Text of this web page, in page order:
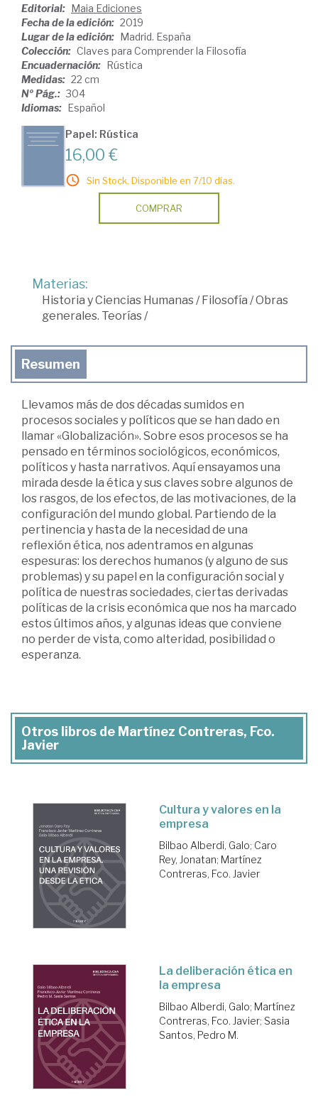
Editorial: Maia Ediciones
Fecha de la edición: 2019
Lugar de la edición: Madrid. España
Colección: Claves para Comprender la Filosofía
Encuadernación: Rústica
Medidas: 22 cm
Nº Pág.: 304
Idiomas: Español
Papel: Rústica
16,00 €
Sin Stock. Disponible en 7/10 días.
COMPRAR
Materias:
Historia y Ciencias Humanas/ Filosofía /Obras
generales. Teorías/
Resumen
Llevamos más de dos décadas sumidos en
procesos sociales y políticos que se han dado en
llamar «Globalización». Sobre esos procesos se ha
pensado en términos sociológicos, económicos,
políticos y hasta narrativos. Aquí ensayamos una
mirada desde la ética y sus claves sobre algunos de
los rasgos, de los efectos, de las motivaciones, de la
configuración del mundo global. Partiendo de la
pertinencia y hasta de la necesidad de una
reflexión ética, nos adentramos en algunas
espesuras: los derechos humanos (y alguno de sus
problemas) y su papel en la configuración social y
política de nuestras sociedades, ciertas derivadas
políticas de la crisis económica que nos ha marcado
estos últimos años, y algunas ideas que conviene
no perder de vista, como alteridad, posibilidad o
esperanza.
Otros libros de Martínez Contreras, Fco.
Javier
Cultura y valores en la
empresa
Bilbao Alberdi, Galo; Caro
Rey, Jonatan; Martínez
Contreras, Fco. Javier
La deliberación ética en
la empresa
Bilbao Alberdi, Galo; Martínez
Contreras, Fco. Javier; Sasia
Santos, Pedro M.